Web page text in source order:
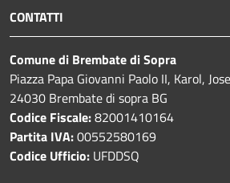
CONTATTI
Comune di Brembate di Sopra
Piazza Papa Giovanni Paolo II, Karol,
24030 Brembate di sopra BG
Codice Fiscale:82001410164
Partita IVA:00552580169
Codice Ufficio: UFDDSQ